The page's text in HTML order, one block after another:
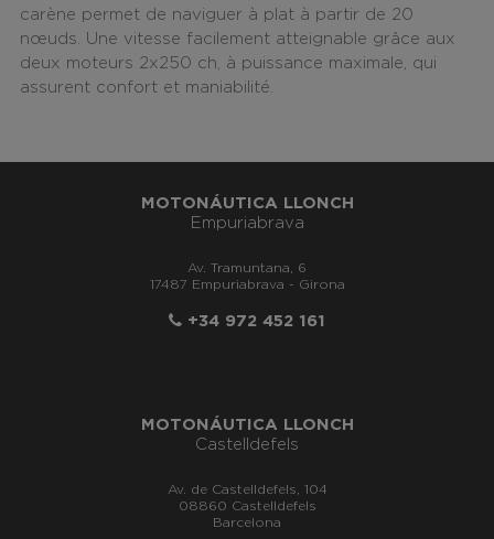
carène permet de naviguer à plat à partir de 20
nœuds. Une vitesse facilement atteignable grâce aux
deux moteurs 2x250 ch, à puissance maximale, qui
assurent confort et maniabilité.
MOTONÁUTICA LLONCH
Empuriabrava
Av. Tramuntana, 6
17487 Empuriabrava - Girona
+34 972 452 161
MOTONÁUTICA LLONCH
Castelldefels
Av. de Castelldefels, 104
08860 Castelldefels
Barcelona